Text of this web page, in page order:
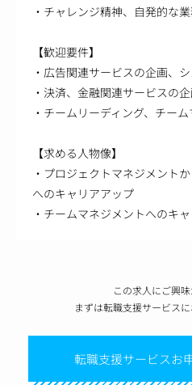
・チャレンジ精神、自発的な
【歓迎要件】
・広告関連サービスの企画、
・決済、金融関連サービスの
・チームリーディング、チー
【求める人物像】
・プロジェクトマネジメント
へのキャリアアップ
・チームマネジメントへのキ
この求人にご興味
まずは転職支援サービスに
転職支援サービスお